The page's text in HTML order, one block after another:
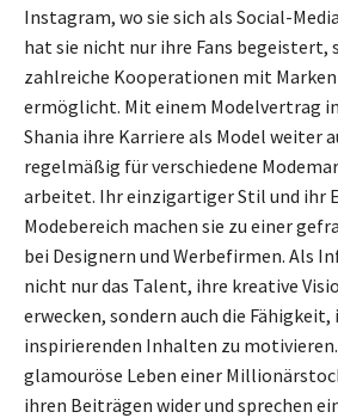
Instagram, wo sie sich als Social-
hat sie nicht nur ihre Fans begeistert,
zahlreiche Kooperationen mit
ermöglicht. Mit einem Modelvertrag
Shania ihre Karriere als Model weiter
regelmäßig für verschiedene
arbeitet. Ihr einzigartiger Stil und ihr
Modebereich machen sie zu einer
bei Designern und Werbefirmen. Als
nicht nur das Talent, ihre kreative
erwecken, sondern auch die
inspirierenden Inhalten zu motivieren.
glamouröse Leben einer
ihren Beiträgen wider und sprechen